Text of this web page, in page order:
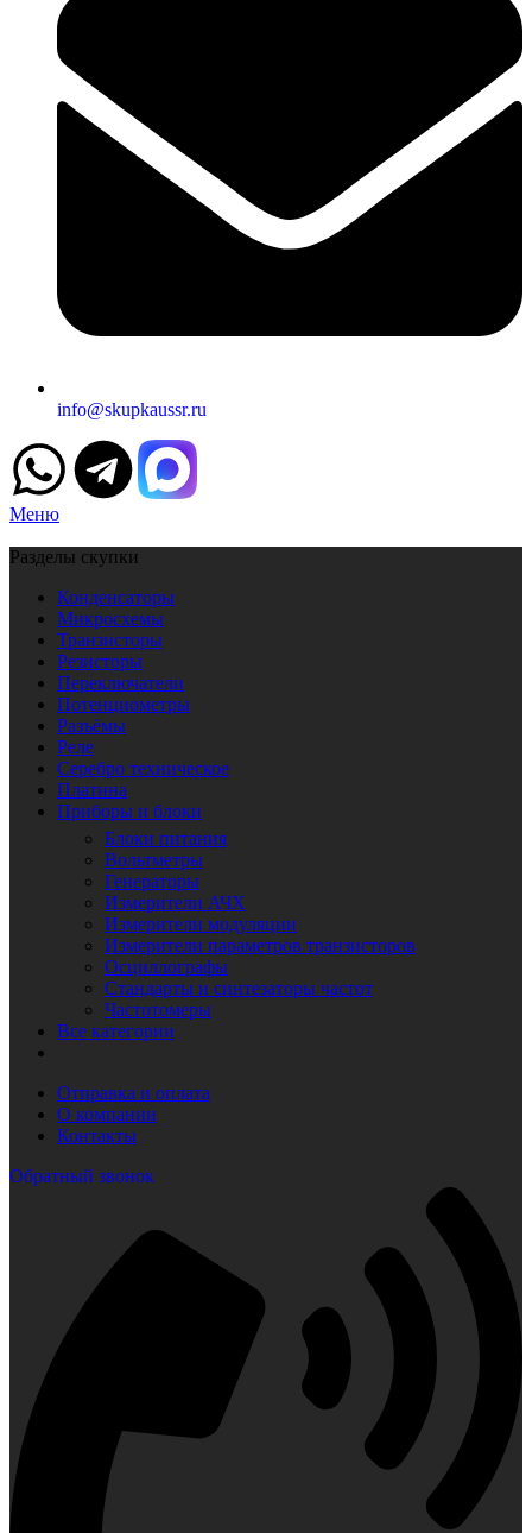
info@skupkaussr.ru
Меню
Разделы скупки
Конденсаторы
Микросхемы
Транзисторы
Резисторы
Переключатели
Потенциометры
Разъёмы
Реле
Серебро техническое
Платина
Приборы и блоки
Блоки питания
Вольтметры
Генераторы
Измерители АЧХ
Измерители модуляции
Измерители параметров транзисторов
Осциллографы
Стандарты и синтезаторы частот
Частотомеры
Все категории
Отправка и оплата
О компании
Контакты
Обратный звонок